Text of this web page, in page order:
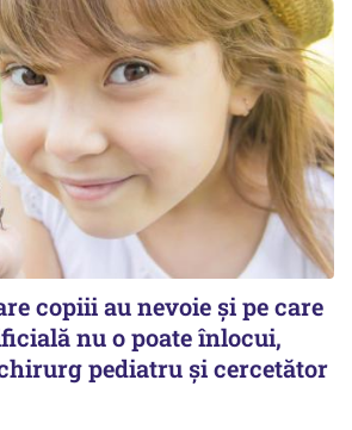
copiii au nevoie și pe care
nu o poate înlocui,
pediatru și cercetător